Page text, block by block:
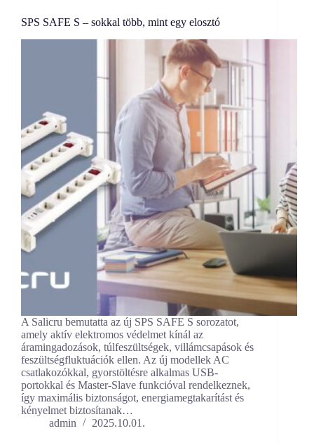
SPS SAFE S – sokkal több, mint egy elosztó
A Salicru bemutatta az új SPS SAFE S sorozatot,
amely aktív elektromos védelmet kínál az
áramingadozások, túlfeszültségek, villámcsapások és
feszültségfluktuációk ellen. Az új modellek AC
csatlakozókkal, gyorstöltésre alkalmas USB-
portokkal és Master-Slave funkcióval rendelkeznek,
így maximális biztonságot, energiamegtakarítást és
kényelmet biztosítanak…
admin
2025.10.01.